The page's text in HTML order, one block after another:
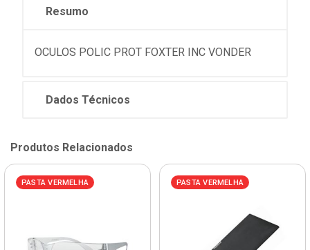
Resumo
OCULOS POLIC PROT FOXTER INC VONDER
Dados Técnicos
Produtos Relacionados
PASTA VERMELHA PASTA VERMELHA